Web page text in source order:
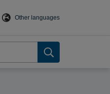
Other languages